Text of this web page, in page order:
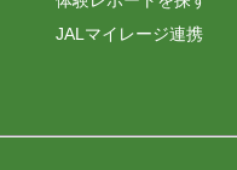
JALマイレージ連携